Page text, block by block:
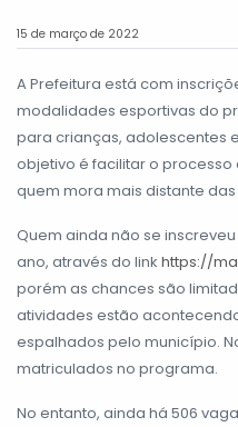
15 de março de 2022
A Prefeitura está com
modalidades esportivas do
para crianças, adolescentes
objetivo é facilitar o
quem mora mais distante
Quem ainda não se
ano, através do link https://
porém as chances são
atividades estão
espalhados pelo município.
matriculados no programa.
No entanto, ainda há 506